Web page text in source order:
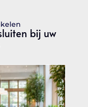
bij uw